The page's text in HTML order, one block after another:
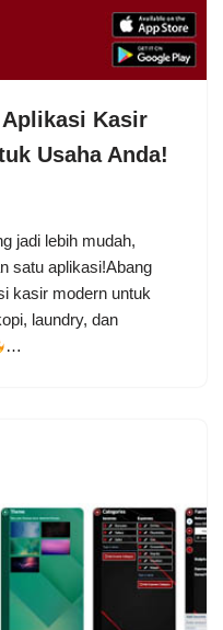
Kasir
Usaha Anda!
jadi lebih mudah,
satu aplikasi!Abang
kasir modern untuk
laundry, dan
…